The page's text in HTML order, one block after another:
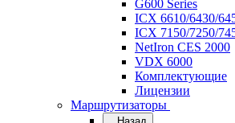
G600 Series
ICX 6610/6430/
ICX 7150/7250/
NetIron CES 2000
VDX 6000
Комплектующие
Лицензии
Маршрутизаторы